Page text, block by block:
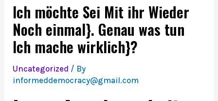
Ich möchte Sei Mit ihr Wieder
Noch einmal}. Genau was tun
Ich mache wirklich}?
Uncategorized / By
informeddemocracy@gmail.com